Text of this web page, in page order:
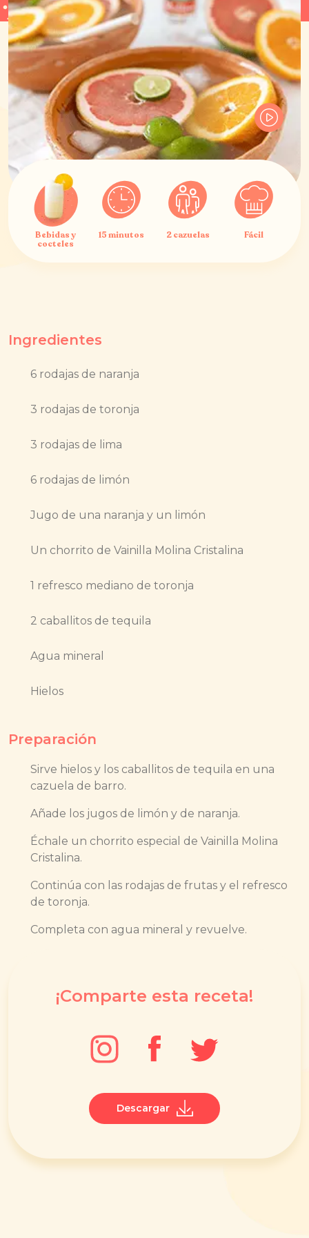
Bebidas y
cocteles
15 minutos 2 cazuelas Fácil
Ingredientes
6 rodajas de naranja
3 rodajas de toronja
3 rodajas de lima
6 rodajas de limón
Jugo de una naranja y un limón
Un chorrito de Vainilla Molina Cristalina
1 refresco mediano de toronja
2 caballitos de tequila
Agua mineral
Hielos
Preparación
Sirve hielos y los caballitos de tequila en una
cazuela de barro.
Añade los jugos de limón y de naranja.
Échale un chorrito especial de Vainilla Molina
Cristalina.
Continúa con las rodajas de frutas y el refresco
de toronja.
Completa con agua mineral y revuelve.
¡Comparte esta receta!
Descargar